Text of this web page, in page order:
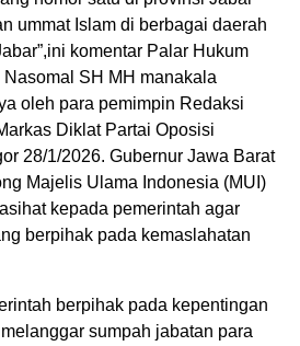
ummat Islam di berbagai daerah
komentar Palar Hukum
SH MH manakala
oleh para pemimpin Redaksi
Diklat Partai Oposisi
28/1/2026. Gubernur Jawa Barat
Majelis Ulama Indonesia (MUI)
kepada pemerintah agar
berpihak pada kemaslahatan
berpihak pada kepentingan
sumpah jabatan para